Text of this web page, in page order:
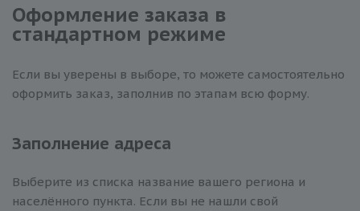
Оформление заказа в
стандартном режиме
Если вы уверены в выборе, то можете самостоятельно
оформить заказ, заполнив по этапам всю форму.
Заполнение адреса
Выберите из списка название вашего региона и
населённого пункта. Если вы не нашли свой